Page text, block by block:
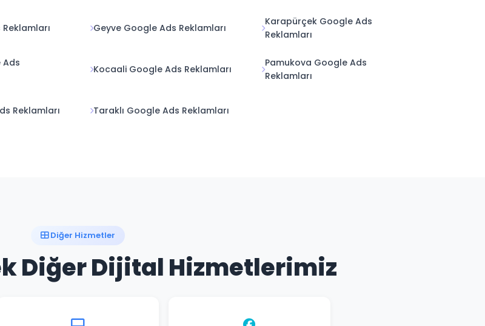
Geyve Google Ads Reklamları
Karapürçek Google Ads
Reklamları
Kocaali Google Ads Reklamları
Pamukova Google Ads
Reklamları
Reklamları Taraklı Google Ads Reklamları
Diğer Hizmetler
Diğer Dijital Hizmetlerimiz